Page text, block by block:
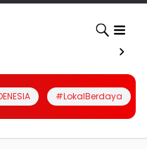
#LokalBerdaya